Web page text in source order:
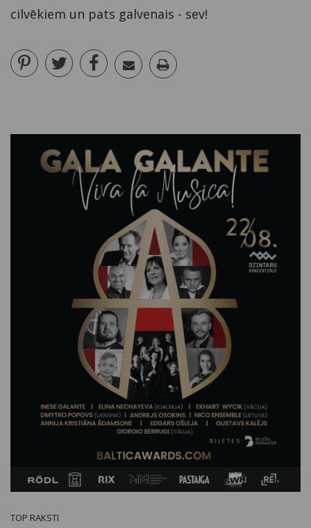
cilvēkiem un pats galvenais - sev!
TOP RAKSTI